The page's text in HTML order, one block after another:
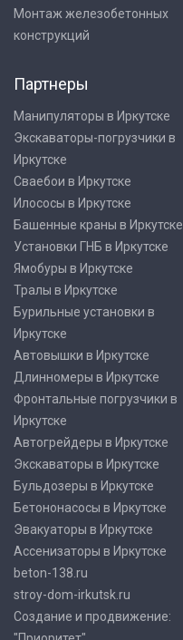
Монтаж железобетонных
конструкций
Партнеры
Манипуляторы в Иркутске
Экскаваторы-погрузчики в
Иркутске
Сваебои в Иркутске
Илососы в Иркутске
Башенные краны в Иркутске
Установки ГНБ в Иркутске
Ямобуры в Иркутске
Тралы в Иркутске
Бурильные установки в
Иркутске
Автовышки в Иркутске
Длинномеры в Иркутске
Фронтальные погрузчики в
Иркутске
Автогрейдеры в Иркутске
Экскаваторы в Иркутске
Бульдозеры в Иркутске
Бетононасосы в Иркутске
Эвакуаторы в Иркутске
Ассенизаторы в Иркутске
beton-138.ru
stroy-dom-irkutsk.ru
Создание и продвижение: